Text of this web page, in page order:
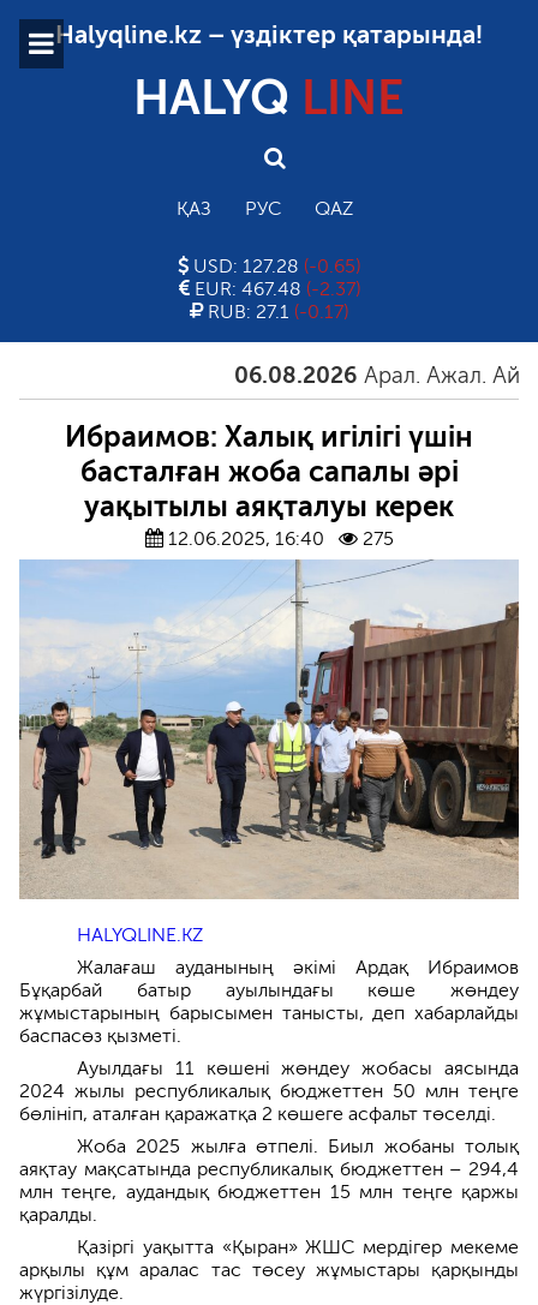
Halyqline.kz – үздіктер қатарында!
HALYQ LINE
ҚАЗ РУС QAZ
USD: 127.28 (-0.65)
EUR: 467.48 (-2.37)
RUB: 27.1 (-0.17)
06.08.2026 Арал. Ажал. Айғақ
Ибраимов: Халық игілігі үшін
басталған жоба сапалы әрі
уақытылы аяқталуы керек
12.06.2025, 16:40 275
HALYQLINE.KZ
Жалағаш ауданының әкімі Ардақ Ибраимов
Бұқарбай батыр ауылындағы көше жөндеу
жұмыстарының барысымен танысты, деп хабарлайды
баспасөз қызметі.
Ауылдағы 11 көшені жөндеу жобасы аясында
2024 жылы республикалық бюджеттен 50 млн теңге
бөлініп, аталған қаражатқа 2 көшеге асфальт төселді.
Жоба 2025 жылға өтпелі. Биыл жобаны толық
аяқтау мақсатында республикалық бюджеттен – 294,4
млн теңге, аудандық бюджеттен 15 млн теңге қаржы
қаралды.
Қазіргі уақытта «Қыран» ЖШС мердігер мекеме
арқылы құм аралас тас төсеу жұмыстары қарқынды
жүргізілуде.